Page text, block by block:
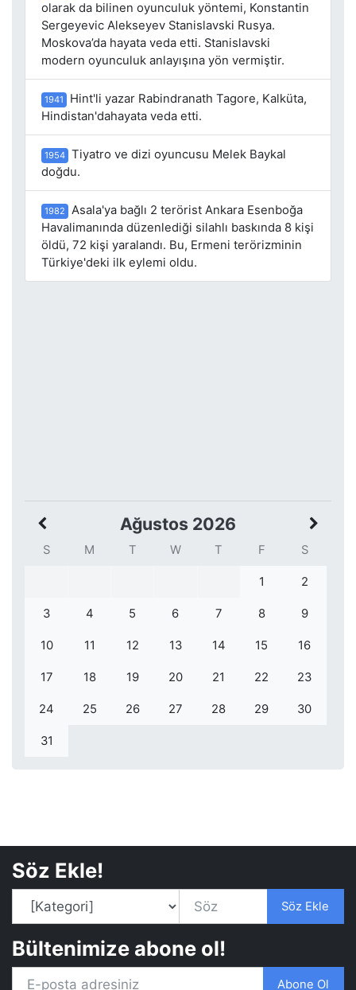
olarak da bilinen oyunculuk yöntemi, Konstantin
Sergeyevic Alekseyev Stanislavski Rusya.
Moskova’da hayata veda etti. Stanislavski
modern oyunculuk anlayışına yön vermiştir.
1941
Hint'li yazar Rabindranath Tagore, Kalküta,
Hindistan'dahayata veda etti.
1954 Tiyatro ve dizi oyuncusu Melek Baykal
doğdu.
1982
Asala'ya bağlı 2 terörist Ankara Esenboğa
Havalimanında düzenlediği silahlı baskında 8 kişi
öldü, 72 kişi yaralandı. Bu, Ermeni terörizminin
Türkiye'deki ilk eylemi oldu.
Ağustos 2026
S M T W T F S
1 2
3 4 5 6 7 8 9
10 11 12 13 14 15 16
17 18 19 20 21 22 23
24 25 26 27 28 29 30
31
Söz Ekle!
Söz Ekle
Bültenimize abone ol!
Abone Ol